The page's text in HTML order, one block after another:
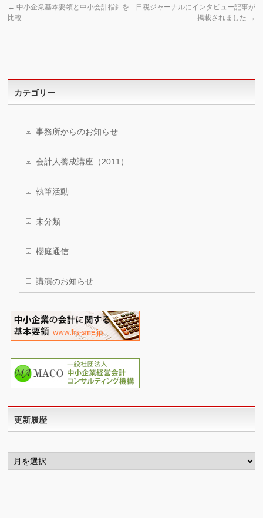
← 中小企業基本要領と中小会計指針を
比較
日税ジャーナルにインタビュー記事が
掲載されました →
カテゴリー
事務所からのお知らせ
会計人養成講座（2011）
執筆活動
未分類
櫻庭通信
講演のお知らせ
更新履歴
更
新
履